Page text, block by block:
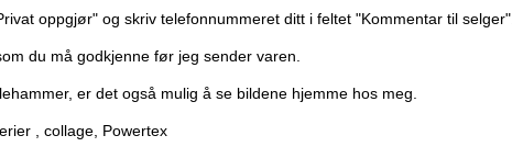
oppgjør" og skriv telefonnummeret ditt i feltet "Kommentar til selger".
du må godkjenne før jeg sender varen.
er det også mulig å se bildene hjemme hos meg.
, collage, Powertex